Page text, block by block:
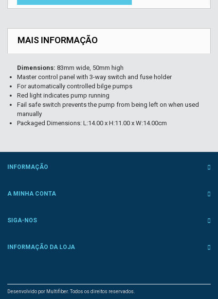
MAIS INFORMAÇÃO
Dimensions: 83mm wide, 50mm high
Master control panel with 3-way switch and fuse holder
For automatically controlled bilge pumps
Red light indicates pump running
Fail safe switch prevents the pump from being left on when used
manually
Packaged Dimensions: L:14.00 x H:11.00 x W:14.00cm
INFORMAÇÃO
Desenvolvido por Multifiber. Todos os direitos reservados.
A MINHA CONTA
SIGA-NOS
INFORMAÇÃO DA LOJA